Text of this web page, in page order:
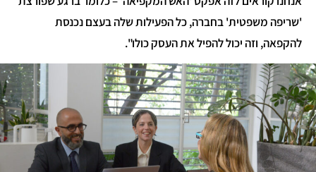
משפטית' בחברה, כל הפעילות שלה בעצם נכנסת
וזה יכול להפיל את העסק כולו".